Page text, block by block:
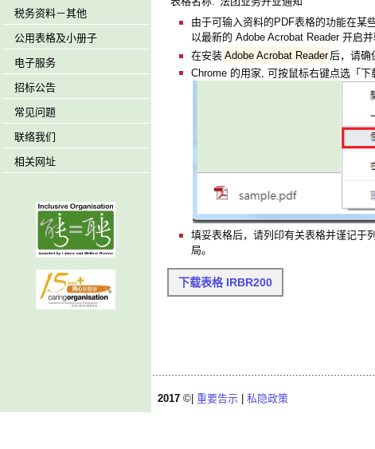
税务资料－其他
公用表格及小册子
电子服务
招标公告
常见问题
联络我们
相关网址
由于可输入资料的PDF表格的功能在某
以最新的 Adobe Acrobat Reader 开启并
在安装 Adobe Acrobat Reader 后，请确
Chrome 的用家, 可按鼠标右键点选「
填妥表格后，请列印有关表格并谨记于
局。
下载表格 IRBR200
2017 ©| 重要告示 | 私隐政策